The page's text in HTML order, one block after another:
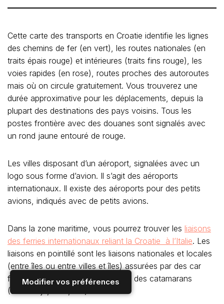
Modifier vos préférences
Cette carte des transports en Croatie identifie les lignes
des chemins de fer (en vert), les routes nationales (en
traits épais rouge) et intérieures (traits fins rouge), les
voies rapides (en rose), routes proches des autoroutes
mais où on circule gratuitement. Vous trouverez une
durée approximative pour les déplacements, depuis la
plupart des destinations des pays voisins. Tous les
postes frontière avec des douanes sont signalés avec
un rond jaune entouré de rouge.
Les villes disposant d’un aéroport, signalées avec un
logo sous forme d’avion. Il s’agit des aéroports
internationaux. Il existe des aéroports pour des petits
avions, indiqués avec de petits avions.
Dans la zone maritime, vous pourrez trouver les liaisons
des ferries internationaux reliant la Croatie à l’Italie. Les
liaisons en pointillé sont les liaisons nationales et locales
(entre îles ou entre villes et îles) assurées par des car
ferries (Jadrolinija uniquement) ou des catamarans
(Jadrolinija, Krilo, etc).